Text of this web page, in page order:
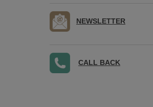
NEWSLETTER
CALL BACK